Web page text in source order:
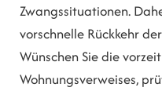
Zwangssituationen.
vorschnelle Rückkehr
Wünschen Sie die
Wohnungsverweises,